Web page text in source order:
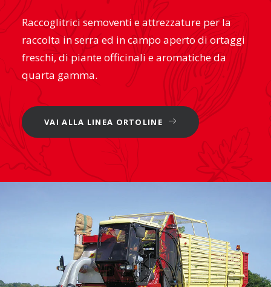
Raccoglitrici semoventi e attrezzature per la
raccolta in serra ed in campo aperto di ortaggi
freschi, di piante officinali e aromatiche da
quarta gamma.
VAI ALLA LINEA ORTOLINE